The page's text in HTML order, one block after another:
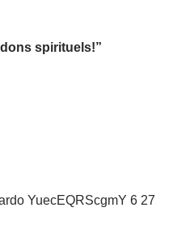
spirituels!”
YuecEQRScgmY 6 27